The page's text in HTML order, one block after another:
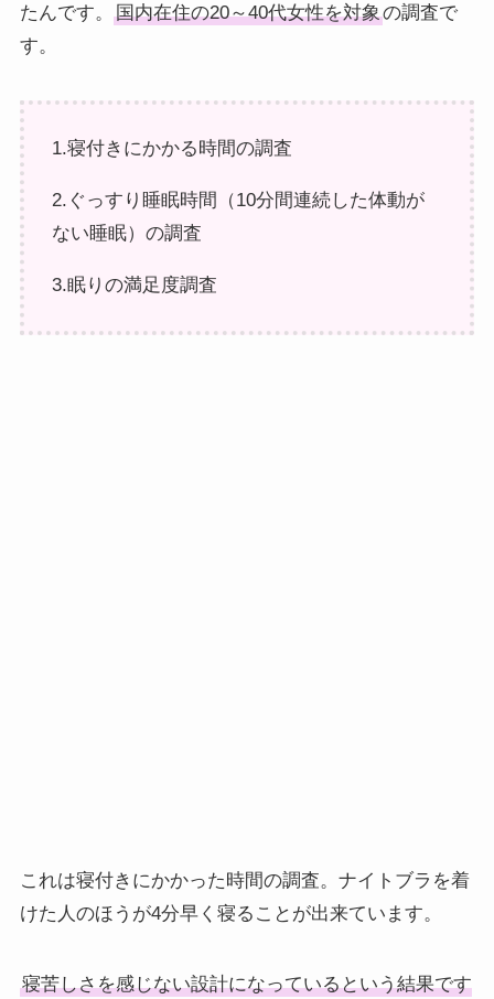
たんです。
国内在住の20～40代女性を対象の調査で
す。
1.寝付きにかかる時間の調査
2.ぐっすり睡眠時間（10分間連続した体動が
ない睡眠）の調査
3.眠りの満足度調査
これは寝付きにかかった時間の調査。ナイトブラを着
けた人のほうが4分早く寝ることが出来ています。
寝苦しさを感じない設計になっているという結果です